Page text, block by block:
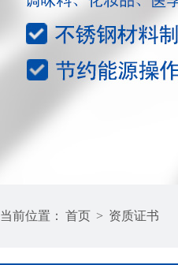
当前位置： 首页 > 资质证书